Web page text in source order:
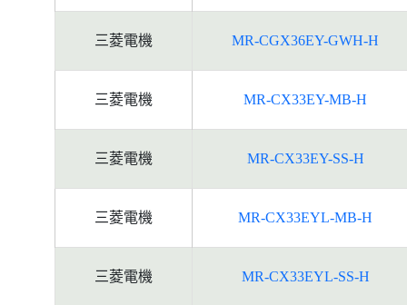
三菱電機 MR-CGX36EY-GWH-H
三菱電機 MR-CX33EY-MB-H
三菱電機 MR-CX33EY-SS-H
三菱電機 MR-CX33EYL-MB-H
三菱電機 MR-CX33EYL-SS-H